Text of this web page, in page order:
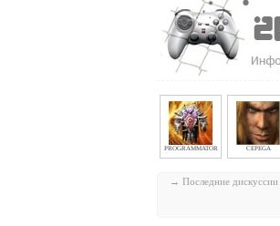
PROGRAMMATOR CEPEGA
→ Последние дискуссии